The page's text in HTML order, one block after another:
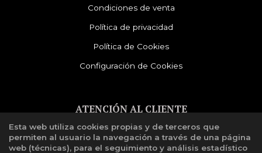
Condiciones de venta
Política de privacidad
Política de Cookies
Configuración de Cookies
ATENCIÓN AL CLIENTE
Quiénes somos
Libro de reclamaciones
Esta web utiliza cookies propias y de terceros que
permiten al usuario la navegación a través de una página
web (técnicas), para el seguimiento y análisis estadístico